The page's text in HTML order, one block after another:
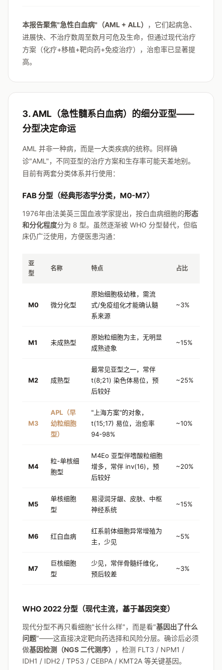
本报告聚焦"急性白血病"（AML + ALL）
，它们起病急、
进展快、不治疗数周至数月可危及生命，但通过现代治疗
方案（化疗+移植+靶向药+免疫治疗），治愈率已显著提
高。
3. AML（急性髓系白血病）的细分亚型——
分型决定命运
AML 并非一种病，而是一大类疾病的统称。同样确
诊"AML"，不同亚型的治疗方案和生存率可能天差地别。
目前有两套分类体系并行使用：
FAB 分型（经典形态学分类，M0-M7）
1976年由法美英三国血液学家提出，按白血病细胞的形态
和分化程度分为 8 型。虽然逐渐被 WHO 分型替代，但临
床仍广泛使用，方便医患沟通：
亚
型
名称 特点 占比
M0 微分化型
原始细胞极幼稚，需流
式/免疫组化才能确认髓
系来源
~3%
M1 未成熟型
原始粒细胞为主，无明显
成熟迹象
~15%
M2 成熟型
最常见亚型之一，常伴
t(8;21) 染色体易位，预
后较好
~25%
M3
APL（早
幼粒细胞
型）
"上海方案"的对象，
t(15;17) 易位，治愈率
94-98%
~10%
M4
粒-单核细
胞型
M4Eo 亚型伴嗜酸粒细胞
增多，常伴 inv(16)，预
后较好
~20%
M5
单核细胞
型
易浸润牙龈、皮肤、中枢
神经系统
~15%
M6 红白血病
红系前体细胞异常增殖为
主，少见
~5%
M7
巨核细胞
型
少见，常伴骨髓纤维化，
预后较差
~3%
WHO 2022 分型（现代主流，基于基因突变）
现代分型不再只看细胞"长什么样"，而是看"基因出了什么
问题"——这直接决定靶向药选择和风险分层。确诊后必须
做基因检测（NGS 二代测序）
，检测 FLT3 / NPM1 /
IDH1 / IDH2 / TP53 / CEBPA / KMT2A 等关键基因。